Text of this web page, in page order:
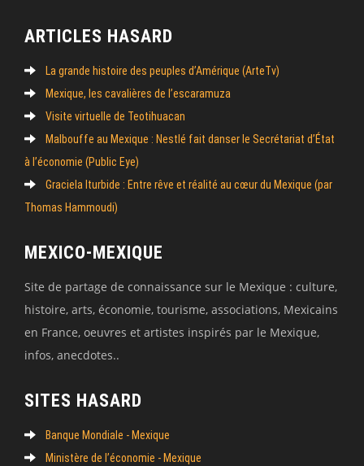
ARTICLES HASARD
La grande histoire des peuples d’Amérique (ArteTv)
Mexique, les cavalières de l’escaramuza
Visite virtuelle de Teotihuacan
Malbouffe au Mexique : Nestlé fait danser le Secrétariat d’État
à l’économie (Public Eye)
Graciela Iturbide : Entre rêve et réalité au cœur du Mexique (par
Thomas Hammoudi)
MEXICO-MEXIQUE
Site de partage de connaissance sur le Mexique : culture,
histoire, arts, économie, tourisme, associations, Mexicains
en France, oeuvres et artistes inspirés par le Mexique,
infos, anecdotes..
SITES HASARD
Banque Mondiale - Mexique
Ministère de l’économie - Mexique